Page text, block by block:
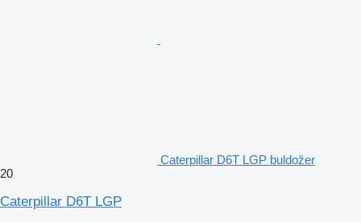
Caterpillar D6T LGP buldožer
20
Caterpillar D6T LGP